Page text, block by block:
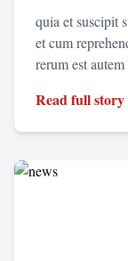
quia et suscipit
et cum
rerum est
Read full